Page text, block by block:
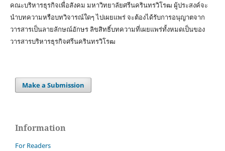
คณะบริหารธุรกิจเพื่อสังคม มหาวิทยาลัยศรีนครินทรวิโรฒ ผู้ประสงค์จะ
นำบทความหรือบทวิจารณ์ใดๆ ไปเผยแพร่ จะต้องได้รับการอนุญาตจาก
วารสารเป็นลายลักษณ์อักษร ลิขสิทธิ์บทความที่เผยแพร่ทั้งหมดเป็นของ
วารสารบริหารธุรกิจศรีนครินทรวิโรฒ
Make a Submission
Information
For Readers